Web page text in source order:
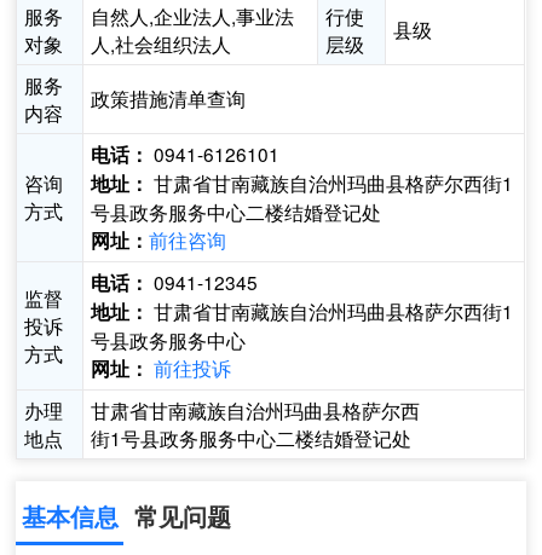
服务
对象
自然人,企业法人,事业法
人,社会组织法人
行使
层级
县级
服务
内容
政策措施清单查询
咨询
方式
电话： 0941-6126101
地址： 甘肃省甘南藏族自治州玛曲县格萨尔西街1
号县政务服务中心二楼结婚登记处
网址：前往咨询
监督
投诉
方式
电话： 0941-12345
地址： 甘肃省甘南藏族自治州玛曲县格萨尔西街1
号县政务服务中心
网址： 前往投诉
办理
地点
甘肃省甘南藏族自治州玛曲县格萨尔西
街1号县政务服务中心二楼结婚登记处
基本信息 常见问题